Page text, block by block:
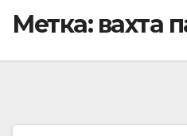
Метка: вахта